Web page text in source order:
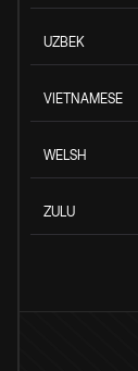
UZBEK
VIETNAMESE
WELSH
ZULU